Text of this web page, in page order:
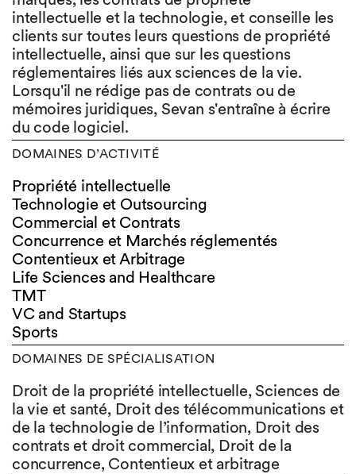
intellectuelle et la technologie, et conseille les
clients sur toutes leurs questions de propriété
intellectuelle, ainsi que sur les questions
réglementaires liés aux sciences de la vie.
Lorsqu'il ne rédige pas de contrats ou de
mémoires juridiques, Sevan s'entraîne à écrire
du code logiciel.
DOMAINES D’ACTIVITÉ
Propriété intellectuelle
Technologie et Outsourcing
Commercial et Contrats
Concurrence et Marchés réglementés
Contentieux et Arbitrage
Life Sciences and Healthcare
TMT
VC and Startups
Sports
DOMAINES DE SPÉCIALISATION
Droit de la propriété intellectuelle, Sciences de
la vie et santé, Droit des télécommunications et
de la technologie de l’information, Droit des
contrats et droit commercial, Droit de la
concurrence, Contentieux et arbitrage